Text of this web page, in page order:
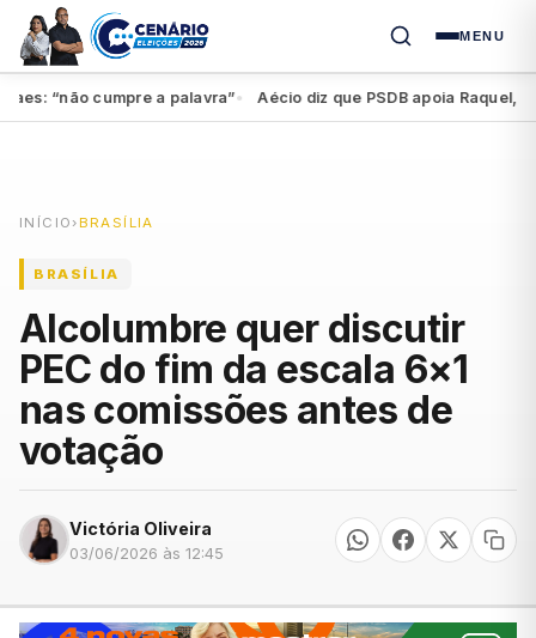
MENU
“não cumpre a palavra”● Aécio diz que PSDB apoia Raquel, mas
INÍCIO ›BRASÍLIA
BRASÍLIA
Alcolumbre quer discutir
PEC do fim da escala 6×1
nas comissões antes de
votação
Victória Oliveira
03/06/2026 às 12:45